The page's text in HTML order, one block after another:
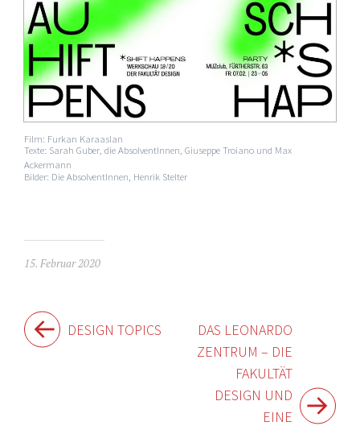
Film: Furkan Karaaslan
Texte: Sarah Guber, die AbsolventInnen, Giuseppe Troiano und Max
Ackermann
Bilder: Die AbsolventInnen, Henrik Stelter
15. Februar 2020
Beitragsnavigation
DESIGN TOPICS
DAS LEONARDO
ZENTRUM – DIE
FAKULTÄT
DESIGN UND
EINE